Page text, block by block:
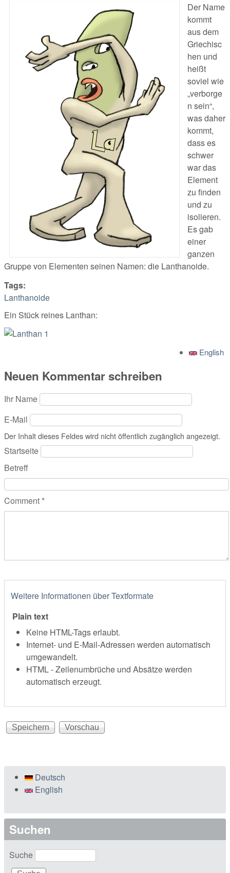
Der Name
kommt
aus dem
Griechisc
hen und
heißt
soviel wie
„verborge
n sein“,
was daher
kommt,
dass es
schwer
war das
Element
zu finden
und zu
isolieren.
Es gab
einer
ganzen
Gruppe von Elementen seinen Namen: die Lanthanoide.
Tags:
Lanthanoide
Ein Stück reines Lanthan:
English
Neuen Kommentar schreiben
Ihr Name
E-Mail
Der Inhalt dieses Feldes wird nicht öffentlich zugänglich angezeigt.
Startseite
Betreff
Comment *
Weitere Informationen über Textformate
Plain text
Keine HTML-Tags erlaubt.
Internet- und E-Mail-Adressen werden automatisch
umgewandelt.
HTML - Zeilenumbrüche und Absätze werden
automatisch erzeugt.
Deutsch
English
Suchen
Suche